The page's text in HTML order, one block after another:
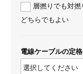
層撚りでも対
どちらでもよい
電線ケーブルの定